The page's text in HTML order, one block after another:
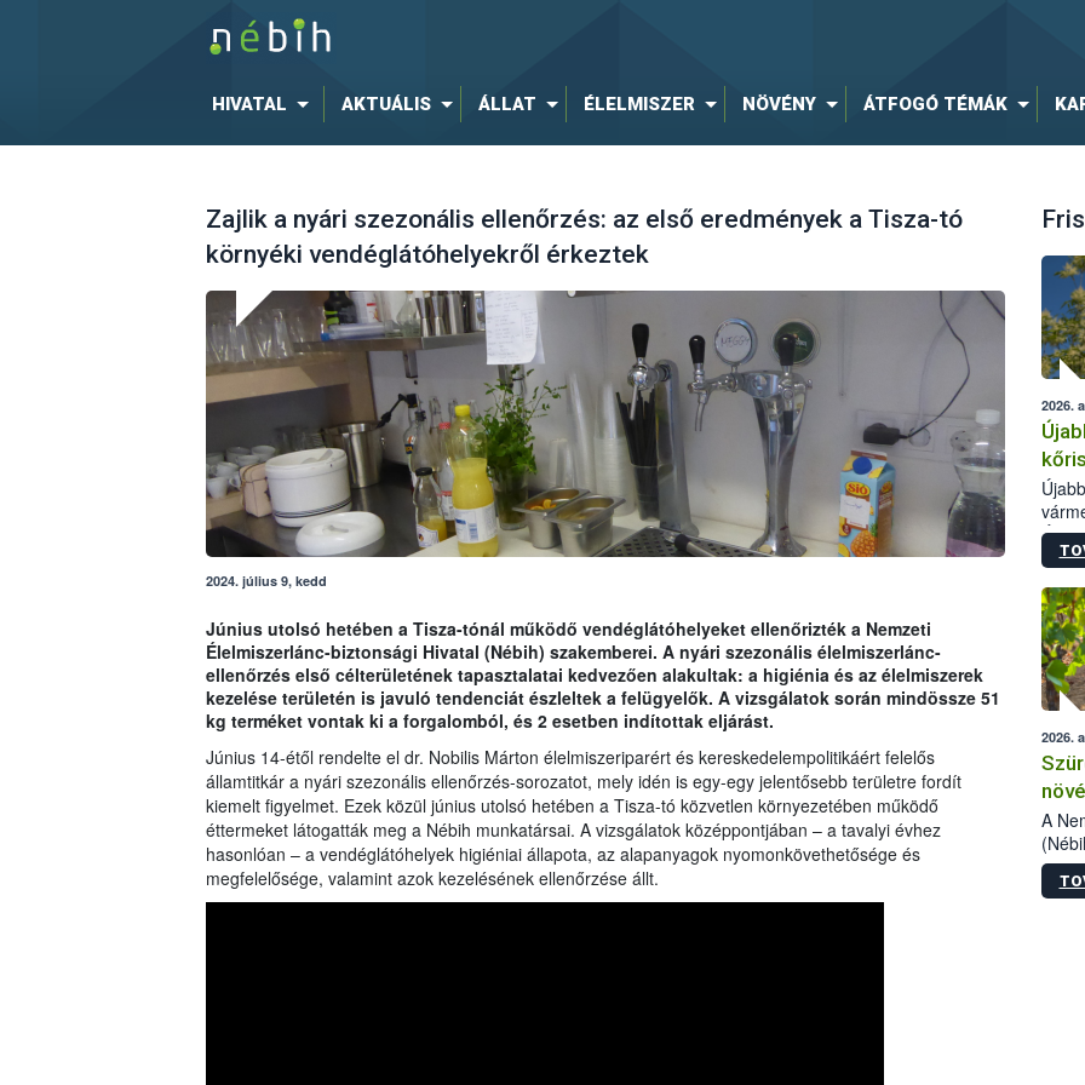
HIVATAL AKTUÁLIS ÁLLAT ÉLELMISZER NÖVÉNY ÁTFOGÓ TÉMÁK
Zajlik a nyári szezonális ellenőrzés: az első eredmények a Tisza-tó
környéki vendéglátóhelyekről érkeztek
2024. július 9, kedd
Június utolsó hetében a Tisza-tónál működő vendéglátóhelyeket ellenőrizték a Nemzeti
Élelmiszerlánc-biztonsági Hivatal (Nébih) szakemberei. A nyári szezonális élelmiszerlánc-
ellenőrzés első célterületének tapasztalatai kedvezően alakultak: a higiénia és az élelmiszerek
kezelése területén is javuló tendenciát észleltek a felügyelők. A vizsgálatok során mindössze 51
kg terméket vontak ki a forgalomból, és 2 esetben indítottak eljárást.
Június 14-étől rendelte el dr. Nobilis Márton élelmiszeriparért és kereskedelempolitikáért felelős
államtitkár a nyári szezonális ellenőrzés-sorozatot, mely idén is egy-egy jelentősebb területre fordít
kiemelt figyelmet. Ezek közül június utolsó hetében a Tisza-tó közvetlen környezetében működő
éttermeket látogatták meg a Nébih munkatársai. A vizsgálatok középpontjában – a tavalyi évhez
hasonlóan – a vendéglátóhelyek higiéniai állapota, az alapanyagok nyomonkövethetősége és
megfelelősége, valamint azok kezelésének ellenőrzése állt.
2026.
2026.
A